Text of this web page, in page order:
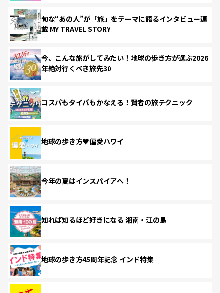
旬な“あの人”が「旅」をテーマに語るインタビュー連
載 MY TRAVEL STORY
今、こんな旅がしてみたい！地球の歩き方が選ぶ2026
年絶対行くべき旅先30
コスパもタイパもかなえる！賢者の旅テクニック
地球の歩き方♥偏愛ハワイ
今年の夏はインスパイアへ！
知れば知るほど好きになる 湘南・江の島
地球の歩き方45周年記念 インド特集